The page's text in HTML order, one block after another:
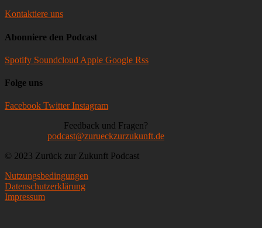
Kontaktiere uns
Abonniere den Podcast
Spotify Soundcloud Apple Google Rss
Folge uns
Facebook Twitter Instagram
Feedback und Fragen?
podcast@zurueckzurzukunft.de
© 2023 Zurück zur Zukunft Podcast
Nutzungsbedingungen
Datenschutzerklärung
Impressum